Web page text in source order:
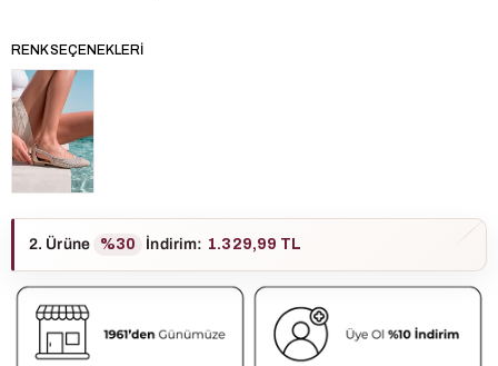
RENK SEÇENEKLERI
2. Ürüne %30 İndirim: 1.329,99 TL